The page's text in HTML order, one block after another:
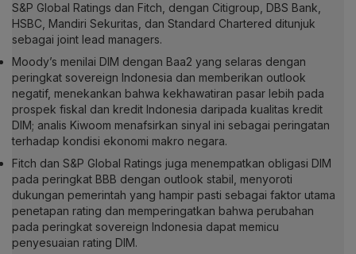
S&P Global Ratings dan Fitch, dengan Citigroup, DBS Bank,
HSBC, Mandiri Sekuritas, dan Standard Chartered ditunjuk
sebagai joint lead managers.
Moody’s menilai DIM dengan Baa2 yang selaras dengan
peringkat sovereign Indonesia dan memberikan outlook
negatif, menekankan bahwa kekhawatiran pasar lebih pada
prospek fiskal dan kredit Indonesia daripada kualitas kredit
DIM; analis Kiwoom menafsirkan sinyal ini sebagai peringatan
terhadap kondisi ekonomi makro negara.
Fitch dan S&P Global Ratings juga menempatkan obligasi DIM
pada peringkat BBB dengan outlook stabil, menyoroti
dukungan pemerintah yang hampir pasti sebagai faktor utama
penetapan rating dan memperingatkan bahwa perubahan
pada peringkat sovereign Indonesia dapat memicu
penyesuaian rating DIM.